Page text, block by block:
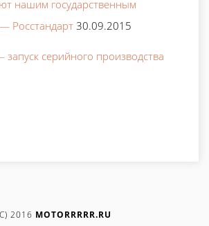
нашим государственным
Росстандарт30.09.2015
запуск серийного производства
2016 MOTORRRRR.RU